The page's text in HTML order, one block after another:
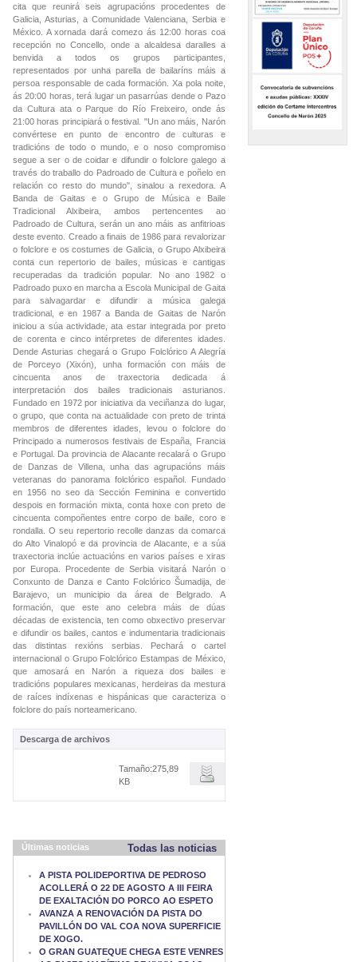
cita que reunirá seis agrupacións procedentes de
Galicia, Asturias, a Comunidade Valenciana, Serbia e
México. A xornada dará comezo ás 12:00 horas coa
recepción no Concello, onde a alcaldesa daralles a
benvida a todos os grupos participantes,
representados por unha parella de bailaríns máis a
persoa responsable de cada formación. Xa pola noite,
ás 20:00 horas, terá lugar un pasarrúas dende o Pazo
da Cultura ata o Parque do Río Freixeiro, onde ás
21:00 horas principiará o festival. "Un ano máis, Narón
convértese en punto de encontro de culturas e
tradicións de todo o mundo, e o noso compromiso
segue a ser o de coidar e difundir o folclore galego a
través do traballo do Padroado de Cultura e poñelo en
relación co resto do mundo", sinalou a rexedora. A
Banda de Gaitas e o Grupo de Música e Baile
Tradicional Alxibeira, ambos pertencentes ao
Padroado de Cultura, serán un ano máis as anfitrioas
deste evento. Creado a finais de 1986 para revalorizar
o folclore e os costumes de Galicia, o Grupo Alxibeira
conta cun repertorio de bailes, músicas e cantigas
recuperadas da tradición popular. No ano 1982 o
Padroado puxo en marcha a Escola Municipal de Gaita
para salvagardar e difundir a música galega
tradicional, e en 1987 a Banda de Gaitas de Narón
iniciou a súa actividade, ata estar integrada por preto
de corenta e cinco intérpretes de diferentes idades.
Dende Asturias chegará o Grupo Folclórico A Alegría
de Porceyo (Xixón), unha formación con máis de
cincuenta anos de traxectoria dedicada á
interpretación dos bailes tradicionais asturianos.
Fundado en 1972 por iniciativa da veciñanza do lugar,
o grupo, que conta na actualidade con preto de trinta
membros de diferentes idades, levou o folclore do
Principado a numerosos festivais de España, Francia
e Portugal. Da provincia de Alacante recalará o Grupo
de Danzas de Villena, unha das agrupacións máis
veteranas do panorama folclórico español. Fundado
en 1956 no seo da Sección Feminina e convertido
despois en formación mixta, conta hoxe con preto de
cincuenta compoñentes entre corpo de baile, coro e
rondalla. O seu repertorio recolle danzas da comarca
do Alto Vinalopó e da provincia de Alacante, e a súa
traxectoria inclúe actuacións en varios países e xiras
por Europa. Procedente de Serbia visitará Narón o
Conxunto de Danza e Canto Folclórico Šumadija, de
Barajevo, un municipio da área de Belgrado. A
formación, que este ano celebra máis de dúas
décadas de existencia, ten como obxectivo preservar
e difundir os bailes, cantos e indumentaria tradicionais
das distintas rexións serbias. Pechará o cartel
internacional o Grupo Folclórico Estampas de México,
que amosará en Narón a riqueza dos bailes e
tradicións populares mexicanas, herdeiras da mestura
de raíces indíxenas e hispánicas que caracteriza o
folclore do país norteamericano.
Descarga de archivos
Tamaño:275,89
KB
Últimas noticias Todas las noticias
A PISTA POLIDEPORTIVA DE PEDROSO
ACOLLERÁ O 22 DE AGOSTO A III FEIRA
DE EXALTACIÓN DO PORCO AO ESPETO
AVANZA A RENOVACIÓN DA PISTA DO
PAVILLÓN DO VAL COA NOVA SUPERFICIE
DE XOGO.
O GRAN GUATEQUE CHEGA ESTE VENRES